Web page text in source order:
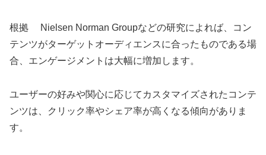
根拠 Nielsen Norman Groupなどの研究によれば、コン
テンツがターゲットオーディエンスに合ったものである場
合、エンゲージメントは大幅に増加します。
ユーザーの好みや関心に応じてカスタマイズされたコンテ
ンツは、クリック率やシェア率が高くなる傾向がありま
す。